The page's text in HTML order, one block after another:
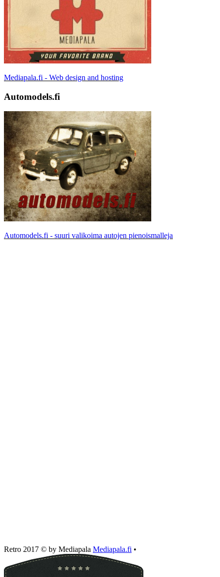
Mediapala.fi - Web design and hosting
Automodels.fi
Automodels.fi - suuri valikoima autojen pienoismalleja
Retro 2017 © by Mediapala Mediapala.fi •